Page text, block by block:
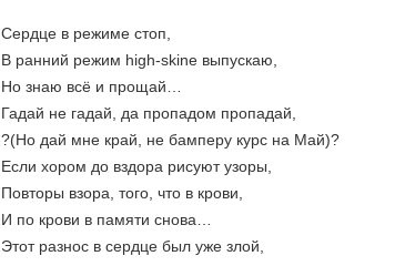
Сердце в режиме стоп,
В ранний режим high-skine выпускаю,
Но знаю всё и прощай…
Гадай не гадай, да пропадом пропадай,
?(Но дай мне край, не бамперу курс на Май)?
Если хором до вздора рисуют узоры,
Повторы взора, того, что в крови,
И по крови в памяти снова…
Этот разнос в сердце был уже злой,